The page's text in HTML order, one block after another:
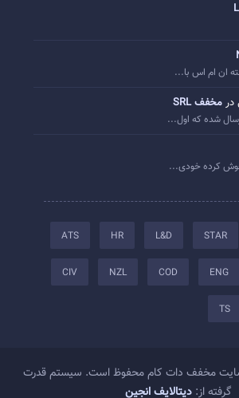
ان ام اس با...
مخفف SRL
شده که اول...
کرده خودی...
STAR
L&D
HR
ATS
ENG
COD
NZL
CIV
TS
مخفف دات کام محفوظ است. سیستم قدرت
گرفته از: دیتالایف انجین